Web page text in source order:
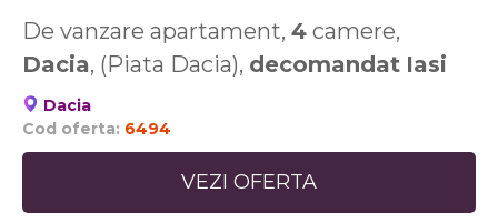
De vanzare apartament, 4 camere,
Dacia, (Piata Dacia), decomandat Iasi
Dacia
Cod oferta: 6494
VEZI OFERTA